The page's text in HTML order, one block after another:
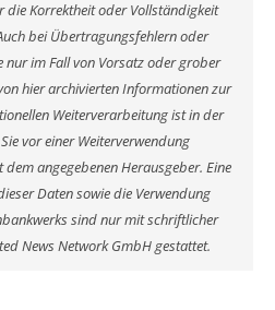
Korrektheit oder Vollständigkeit
bei Übertragungsfehlern oder
nur im Fall von Vorsatz oder grober
hier archivierten Informationen zur
Weiterverarbeitung ist in der
vor einer Weiterverwendung
angegebenen Herausgeber. Eine
Daten sowie die Verwendung
sind nur mit schriftlicher
News Network GmbH gestattet.